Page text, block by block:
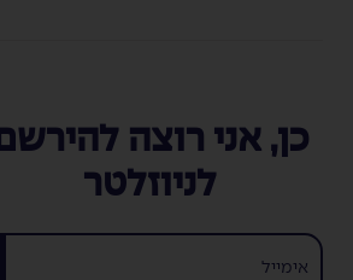
כן, אני רוצה להירשם
לניוזלטר